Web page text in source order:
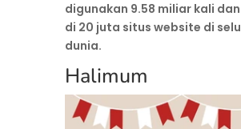
digunakan 9.58 miliar kali
di 20 juta situs website di
dunia.
Halimum